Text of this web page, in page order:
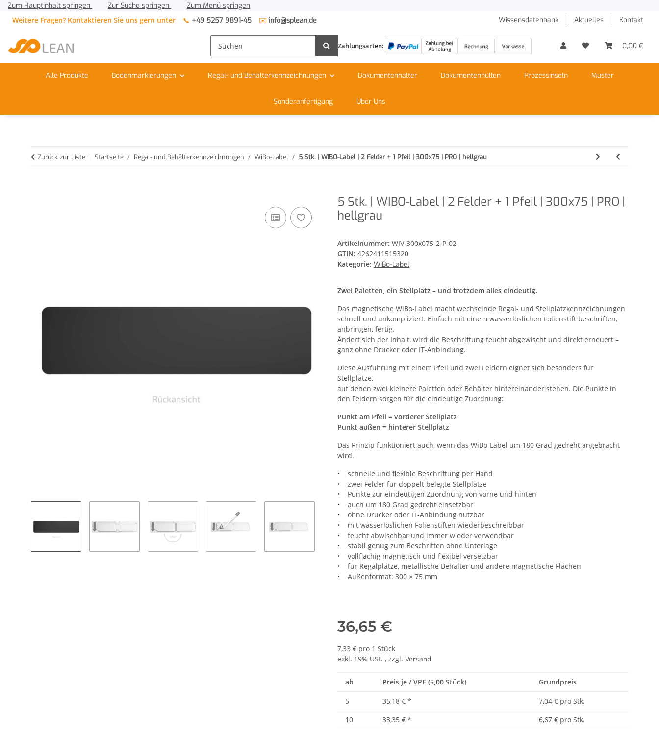
Zum Hauptinhalt springen Zur Suche springen
Zum Menü springen
Wissensdatenbank
Aktuelles Kontakt
Weitere Fragen? Kontaktieren Sie uns gern unter 📞 +49 5257 9891-45 ✉️ info@splean.de
Zahlungsarten: 0,00 €
Alle Produkte Bodenmarkierungen Regal- und Behälterkennzeichnungen Dokumentenhalter Dokumentenhüllen Prozessinseln Muster
Sonderanfertigung Über Uns
Zurück zur Liste Startseite Regal- und Behälterkennzeichnungen WiBo-Label 5 Stk. | WIBO-Label | 2 Felder + 1 Pfeil | 300x75 | PRO | hellgrau
5 Stk. | WIBO-Label | 2 Felder + 1 Pfeil | 300x75 | PRO |
hellgrau
Artikelnummer: WIV-300x075-2-P-02
GTIN: 4262411515320
Kategorie: WiBo-Label
Zwei Paletten, ein Stellplatz – und trotzdem alles eindeutig.
Das magnetische WiBo-Label macht wechselnde Regal- und Stellplatzkennzeichnungen
schnell und unkompliziert. Einfach mit einem wasserlöslichen Folienstift beschriften,
anbringen, fertig.
Ändert sich der Inhalt, wird die Beschriftung feucht abgewischt und direkt erneuert –
ganz ohne Drucker oder IT-Anbindung.
Diese Ausführung mit einem Pfeil und zwei Feldern eignet sich besonders für
Stellplätze,
auf denen zwei kleinere Paletten oder Behälter hintereinander stehen. Die Punkte in
den Feldern sorgen für die eindeutige Zuordnung:
Punkt am Pfeil = vorderer Stellplatz
Punkt außen = hinterer Stellplatz
Das Prinzip funktioniert auch, wenn das WiBo-Label um 180 Grad gedreht angebracht
wird.
• schnelle und flexible Beschriftung per Hand
• zwei Felder für doppelt belegte Stellplätze
• Punkte zur eindeutigen Zuordnung von vorne und hinten
• auch um 180 Grad gedreht einsetzbar
• ohne Drucker oder IT-Anbindung nutzbar
• mit wasserlöslichen Folienstiften wiederbeschreibbar
• feucht abwischbar und immer wieder verwendbar
• stabil genug zum Beschriften ohne Unterlage
• vollflächig magnetisch und flexibel versetzbar
• für Regalplätze, metallische Behälter und andere magnetische Flächen
• Außenformat: 300 × 75 mm
36,65 €
7,33 € pro 1 Stück
exkl. 19% USt. , zzgl. Versand
ab Preis je / VPE (5,00 Stück) Grundpreis
5 35,18 € *
7,04 € pro Stk.
10
33,35 € *
6,67 € pro Stk.